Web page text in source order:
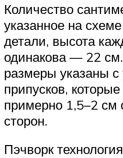
Количество
указанное на
детали, высота
одинакова — 22
размеры указаны с
припусков,
примерно 1,5–2 см
сторон.
Пэчворк технология